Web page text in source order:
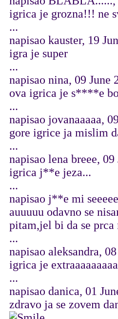
igrica je grozna!!! ne
...
napisao kauster, 19
igra je super
...
napisao nina, 09 June
ova igrica je s****e
...
napisao jovanaaaaa,
gore igrice ja mislim
...
napisao lena breee, 09
igrica j**e jeza...
...
napisao j**e mi
auuuuu odavno se
pitam,jel bi da se
...
napisao aleksandra,
igrica je
...
napisao danica, 01
zdravo ja se zovem